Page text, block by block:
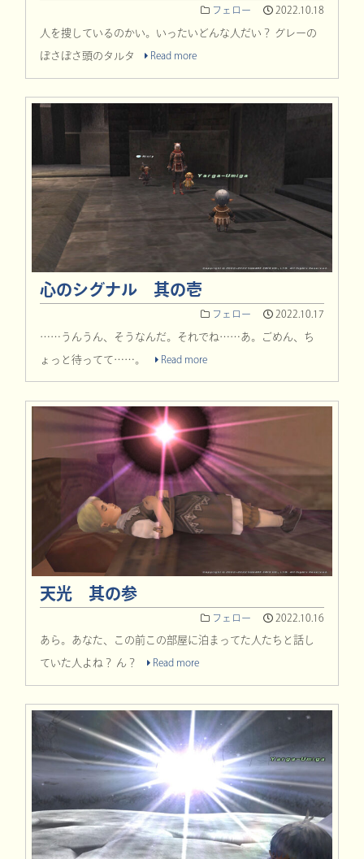
フェロー 2022.10.18
人を捜しているのかい。いったいどんな人だい？ グレーの
ぼさぼさ頭のタルタ Read more
心のシグナル 其の壱
フェロー 2022.10.17
……うんうん、そうなんだ。それでね……あ。ごめん、ち
ょっと待ってて……。 Read more
天光 其の参
フェロー 2022.10.16
あら。あなた、この前この部屋に泊まってた人たちと話し
ていた人よね？ ん？ Read more